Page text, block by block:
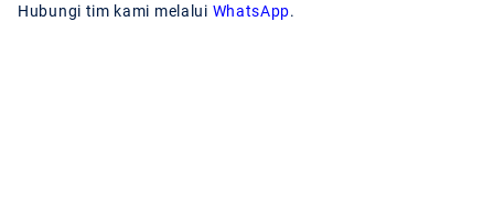
Hubungi tim kami melalui WhatsApp.